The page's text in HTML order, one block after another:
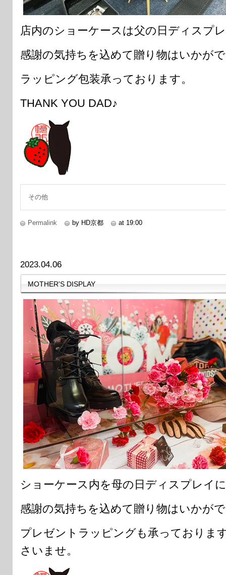
店内のショーケースは父の日ディスプ
感謝の気持ちを込めて贈り物はいかが
ラッピング包装承っております。
THANK YOU DAD♪
その他
Permalink by HD京都 at 19:00
2023.04.06
MOTHER'S DISPLAY
ショーケース内を母の日ディスプレイ
感謝の気持ちを込めて贈り物はいかが
プレゼントラッピングも承っておりま
さいませ。